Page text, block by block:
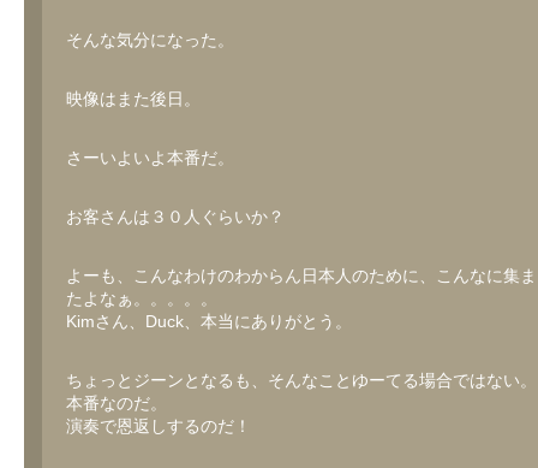
そんな気分になった。
映像はまた後日。
さーいよいよ本番だ。
お客さんは３０人ぐらいか？
よーも、こんなわけのわからん日本人のために、こんなに集
たよなぁ。。。。。
Kimさん、Duck、本当にありがとう。
ちょっとジーンとなるも、そんなことゆーてる場合ではない。
本番なのだ。
演奏で恩返しするのだ！